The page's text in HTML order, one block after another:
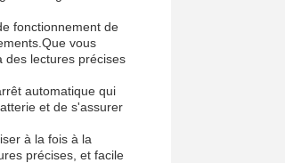
fonctionnement de
vous
des lectures précises
automatique qui
et de s'assurer
à la fois à la
précises, et facile